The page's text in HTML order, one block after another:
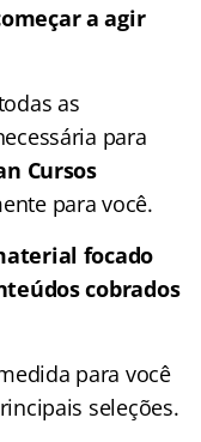
a agir
as
para
Cursos
para você.
focado
cobrados
para você
seleções.